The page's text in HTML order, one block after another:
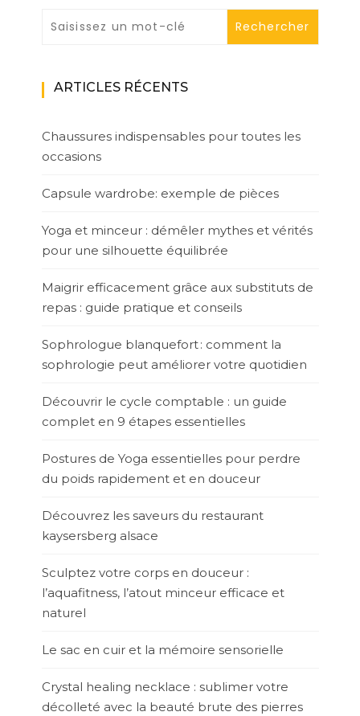
ARTICLES RÉCENTS
Chaussures indispensables pour toutes les
occasions
Capsule wardrobe: exemple de pièces
Yoga et minceur : démêler mythes et vérités
pour une silhouette équilibrée
Maigrir efficacement grâce aux substituts de
repas : guide pratique et conseils
Sophrologue blanquefort : comment la
sophrologie peut améliorer votre quotidien
Découvrir le cycle comptable : un guide
complet en 9 étapes essentielles
Postures de Yoga essentielles pour perdre
du poids rapidement et en douceur
Découvrez les saveurs du restaurant
kaysersberg alsace
Sculptez votre corps en douceur :
l’aquafitness, l’atout minceur efficace et
naturel
Le sac en cuir et la mémoire sensorielle
Crystal healing necklace : sublimer votre
décolleté avec la beauté brute des pierres